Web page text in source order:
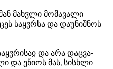
მახჳლი მომავალი
საყჳრსა და დაუნიშნოს
და არა დაცვა-
და ეწიოს მას, სისხლი